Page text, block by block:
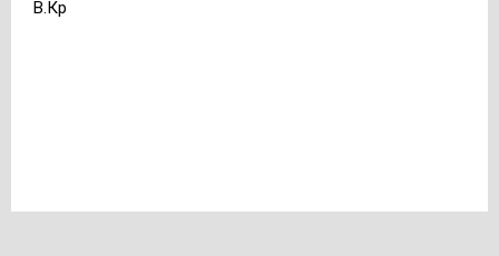
В.Кр